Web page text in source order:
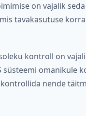
on vajalik
tavakasutuse
kontroll on
süsteemi
nende